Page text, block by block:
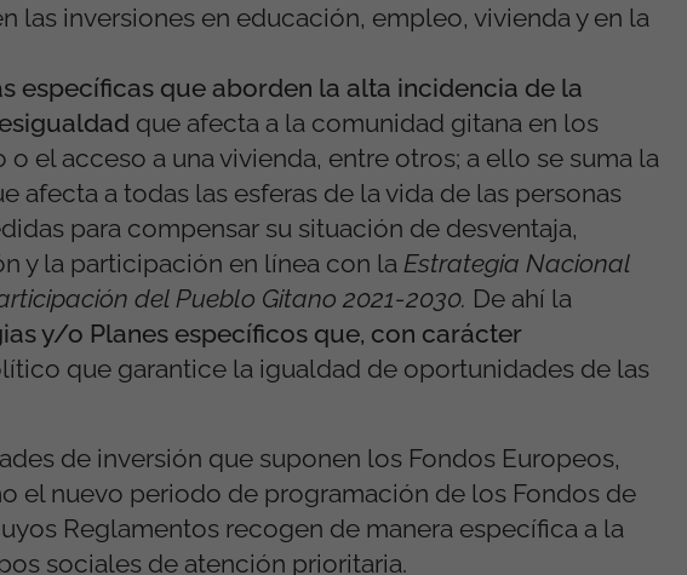
las inversiones en educación, empleo, vivienda y en la
específicas que aborden la alta incidencia de la
que afecta a la comunidad gitana en los
el acceso a una vivienda, entre otros; a ello se suma la
afecta a todas las esferas de la vida de las personas
para compensar su situación de desventaja,
y la participación en línea con la Estrategia Nacional
del Pueblo Gitano 2021-2030. De ahí la
y/o Planes específicos que, con carácter
que garantice la igualdad de oportunidades de las
de inversión que suponen los Fondos Europeos,
el nuevo periodo de programación de los Fondos de
Reglamentos recogen de manera específica a la
sociales de atención prioritaria.